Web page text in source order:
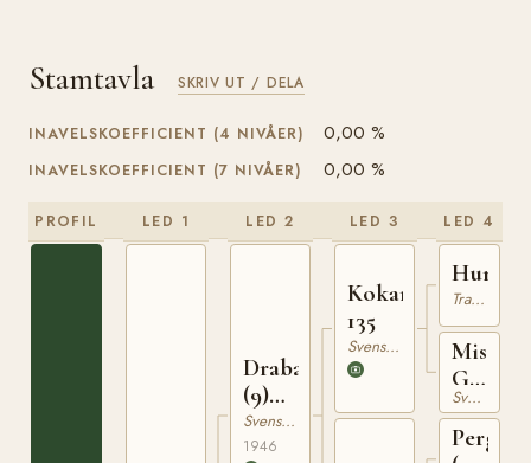
Stamtavla SKRIV UT / DELA
INAVELSKOEFFICIENT (4 NIVÅER) 0,00 %
INAVELSKOEFFICIENT (7 NIVÅER) 0,00 %
PROFIL LED 1 LED 2
Drabant
(9)
315 Svensk Varmblodig Ridhäst
1946
LED 3
Kokard
135
Svensk Varmblodig Ridhäst
LED 4
Trakehner
Miss
G.
RÄSK
2117
Svensk Varmblodig Ridhäst